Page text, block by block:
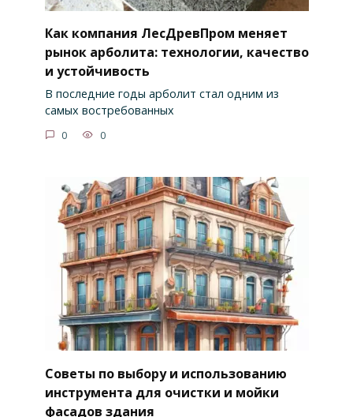
Как компания ЛесДревПром меняет
рынок арболита: технологии, качество
и устойчивость
В последние годы арболит стал одним из
самых востребованных
0 0
Советы по выбору и использованию
инструмента для очистки и мойки
фасадов здания